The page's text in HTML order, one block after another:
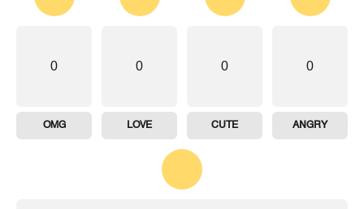
0
ANGRY
0
CUTE
0
LOVE
0
OMG